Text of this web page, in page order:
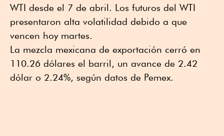
WTI desde el 7 de abril. Los futuros del WTI
presentaron alta volatilidad debido a que
vencen hoy martes.
La mezcla mexicana de exportación cerró en
110.26 dólares el barril, un avance de 2.42
dólar o 2.24%, según datos de Pemex.